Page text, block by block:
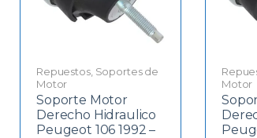
Repuestos, Soportes de
Motor
Soporte Motor
Derecho Hidraulico
Peugeot 106 1992 –
Motor